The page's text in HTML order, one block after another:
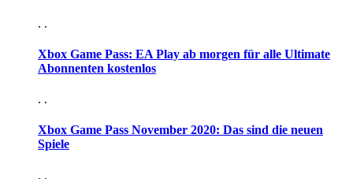
. .
Xbox Game Pass: EA Play ab morgen für alle Ultimate
Abonnenten kostenlos
. .
Xbox Game Pass November 2020: Das sind die neuen
Spiele
. .